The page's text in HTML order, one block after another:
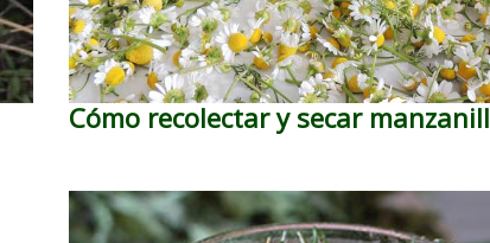
Cómo recolectar y secar